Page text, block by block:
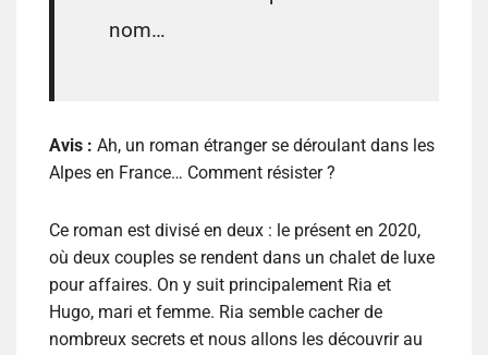
nom…
Avis : Ah, un roman étranger se déroulant dans les
Alpes en France… Comment résister ?
Ce roman est divisé en deux : le présent en 2020,
où deux couples se rendent dans un chalet de luxe
pour affaires. On y suit principalement Ria et
Hugo, mari et femme. Ria semble cacher de
nombreux secrets et nous allons les découvrir au